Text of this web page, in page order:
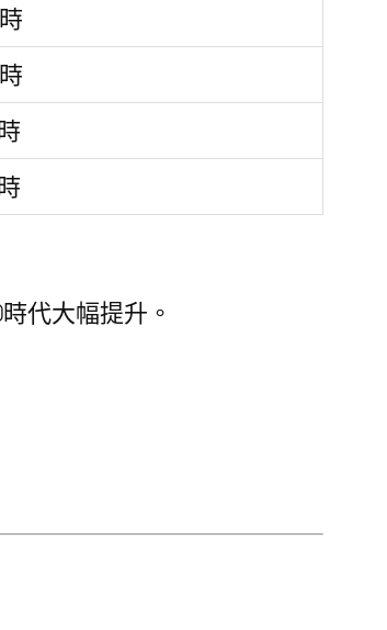
代大幅提升。